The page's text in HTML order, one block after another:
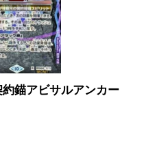
錨アビサルアンカー